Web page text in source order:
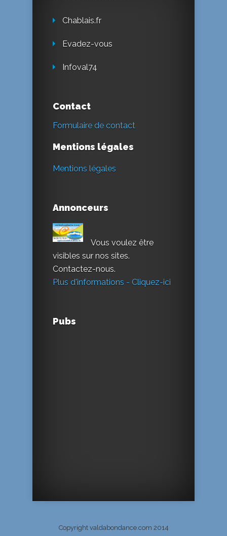
Chablais.fr
Evadez-vous
Infoval74
Contact
Formulaire de contact
Mentions légales
Mentions légales
Annonceurs
Vous voulez être
visibles sur nos sites.
Contactez-nous.
Plus d'informations - Cliquez-ici
Pubs
Copyright valdabondance.com 2014